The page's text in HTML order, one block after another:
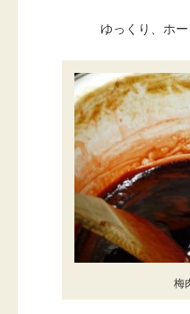
ゆっくり、ホ
梅